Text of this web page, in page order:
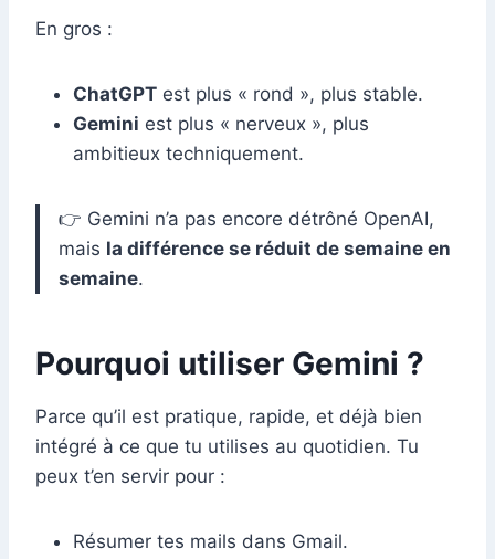
En gros :
ChatGPT est plus « rond », plus stable.
Gemini est plus « nerveux », plus
ambitieux techniquement.
👉 Gemini n’a pas encore détrôné OpenAI,
mais la différence se réduit de semaine en
semaine.
Pourquoi utiliser Gemini ?
Parce qu’il est pratique, rapide, et déjà bien
intégré à ce que tu utilises au quotidien. Tu
peux t’en servir pour :
Résumer tes mails dans Gmail.